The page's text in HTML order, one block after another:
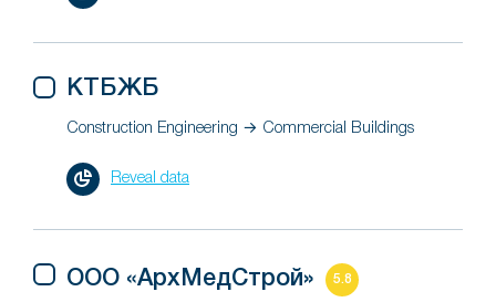
КТБЖБ
Construction Engineering → Commercial Buildings
Reveal data
ООО «АрхМедСтрой» 5.8